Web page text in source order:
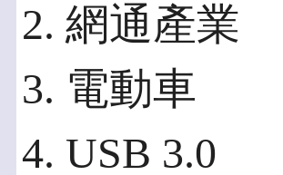
2. 網通產業
3. 電動車
4. USB 3.0